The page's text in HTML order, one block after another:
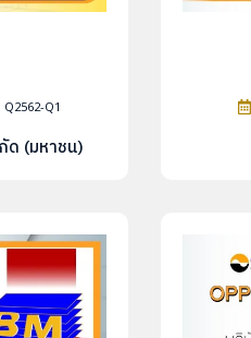
Q2562-Q1
ด (มหาชน)